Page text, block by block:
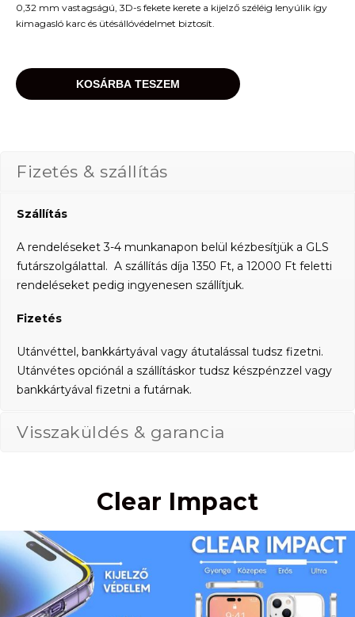
0,32 mm vastagságú, 3D-s fekete kerete a kijelző széléig lenyúlik így
kimagasló karc és ütésállóvédelmet biztosít.
KOSÁRBA TESZEM
Fizetés & szállítás
Szállítás
A rendeléseket 3-4 munkanapon belül kézbesítjük a GLS
futárszolgálattal. A szállítás díja 1350 Ft, a 12000 Ft feletti
rendeléseket pedig ingyenesen szállítjuk.
Fizetés
Utánvéttel, bankkártyával vagy átutalással tudsz fizetni.
Utánvétes opciónál a szállításkor tudsz készpénzzel vagy
bankkártyával fizetni a futárnak.
Visszaküldés & garancia
Clear Impact